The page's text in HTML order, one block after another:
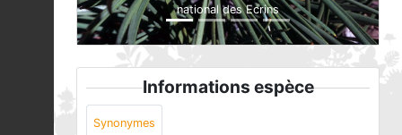
national des Ecrins
Informations espèce
Synonymes